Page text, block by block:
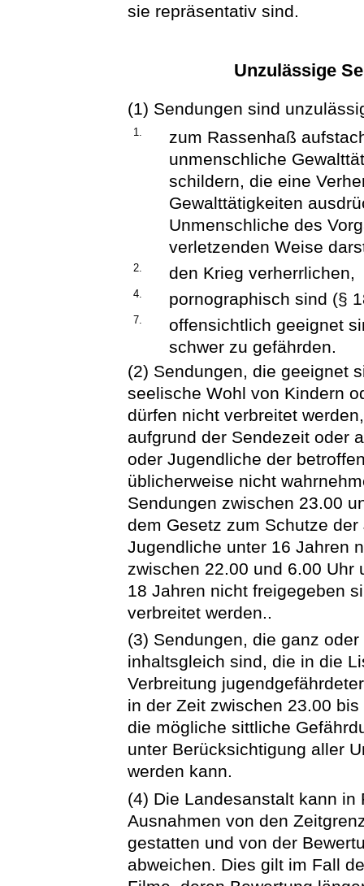
sie repräsentativ sind.
Unzulässige
(1) Sendungen sind
1.
zum Rassenhaß
unmenschliche
schildern, die eine
Gewalttätigkeiten
Unmenschliche des
verletzenden Weise
2. den Krieg verherrlichen,
4. pornographisch sind (§
7.
offensichtlich geeignet
schwer zu gefährden.
(2) Sendungen, die geeignet
seelische Wohl von Kindern
dürfen nicht verbreitet
aufgrund der Sendezeit oder
oder Jugendliche der
üblicherweise nicht
Sendungen zwischen 23.00
dem Gesetz zum Schutze
Jugendliche unter 16 Jahren
zwischen 22.00 und 6.00 Uhr
18 Jahren nicht freigegeben
verbreitet werden..
(3) Sendungen, die ganz
inhaltsgleich sind, die in die
Verbreitung
in der Zeit zwischen 23.00
die mögliche sittliche
unter Berücksichtigung aller
werden kann.
(4) Die Landesanstalt kann
Ausnahmen von den
gestatten und von der
abweichen. Dies gilt im Fall